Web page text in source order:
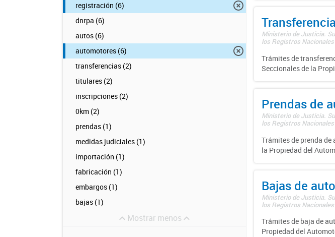
registración (6)
dnrpa (6)
autos (6)
automotores (6)
transferencias (2)
titulares (2)
inscripciones (2)
0km (2)
prendas (1)
medidas judiciales (1)
importación (1)
fabricación (1)
embargos (1)
bajas (1)
Mostrar menos
Ministerio de Justicia.
los Registros
Trámites de
Seccionales de la
Prendas de
Ministerio de Justicia.
los Registros
Trámites de prenda
la Propiedad del
Bajas de
Ministerio de Justicia.
los Registros Nacionales
Trámites de baja de
Propiedad del